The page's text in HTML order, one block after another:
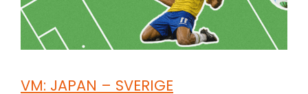
VM: JAPAN – SVERIGE